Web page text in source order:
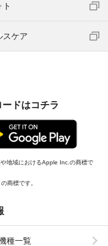
ト
スケア
ドはコチラ
地域におけるApple Inc.の商標で
商標です。
種一覧